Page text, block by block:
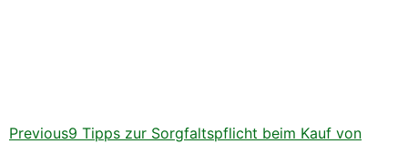
Previous9 Tipps zur Sorgfaltspflicht beim Kauf von